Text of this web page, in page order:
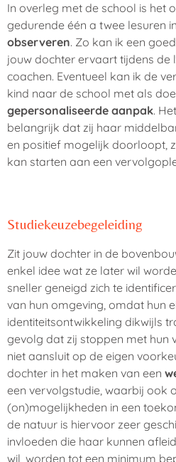
In overleg met de school is het
gedurende één a twee lesuren
observeren. Zo kan ik een
jouw dochter ervaart tijdens de
coachen. Eventueel kan ik de
kind naar de school met als
gepersonaliseerde aanpak.
belangrijk dat zij haar
en positief mogelijk doorloopt,
kan starten aan een
Studiekeuzebegeleiding
Zit jouw dochter in de
enkel idee wat ze later wil
sneller geneigd zich te
van hun omgeving, omdat hun
identiteitsontwikkeling dikwijls
gevolg dat zij stoppen met hun
niet aansluit op de eigen
dochter in het maken van een
een vervolgstudie, waarbij ook
(on)mogelijkheden in een
de natuur is hiervoor zeer
invloeden die haar kunnen
wil, worden tot een minimum